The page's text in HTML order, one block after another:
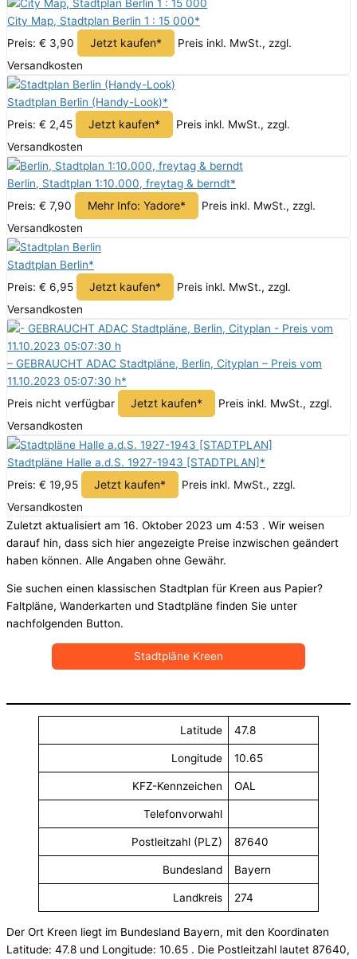
City Map, Stadtplan Berlin 1 : 15 000*
Preis: € 3,90
Jetzt kaufen*
Preis inkl. MwSt., zzgl.
Versandkosten
Stadtplan Berlin (Handy-Look)*
Preis: € 2,45
Jetzt kaufen*
Preis inkl. MwSt., zzgl.
Versandkosten
Berlin, Stadtplan 1:10.000, freytag & berndt*
Preis: € 7,90
Mehr Info: Yadore*
Preis inkl. MwSt., zzgl.
Versandkosten
Stadtplan Berlin*
Preis: € 6,95
Jetzt kaufen*
Preis inkl. MwSt., zzgl.
Versandkosten
– GEBRAUCHT ADAC Stadtpläne, Berlin, Cityplan – Preis vom
11.10.2023 05:07:30 h*
Preis nicht verfügbar
Jetzt kaufen*
Preis inkl. MwSt., zzgl.
Versandkosten
Stadtpläne Halle a.d.S. 1927-1943 [STADTPLAN]*
Preis: € 19,95
Jetzt kaufen*
Preis inkl. MwSt., zzgl.
Versandkosten
Zuletzt aktualisiert am 16. Oktober 2023 um 4:53 . Wir weisen
darauf hin, dass sich hier angezeigte Preise inzwischen geändert
haben können. Alle Angaben ohne Gewähr.
Sie suchen einen klassischen Stadtplan für Kreen aus Papier?
Faltpläne, Wanderkarten und Stadtpläne finden Sie unter
nachfolgenden Button.
Stadtpläne Kreen
Latitude 47.8
Longitude 10.65
KFZ-Kennzeichen OAL
Telefonvorwahl
Postleitzahl (PLZ) 87640
Bundesland Bayern
Landkreis 274
Der Ort Kreen liegt im Bundesland Bayern, mit den Koordinaten
Latitude: 47.8 und Longitude: 10.65 . Die Postleitzahl lautet 87640,